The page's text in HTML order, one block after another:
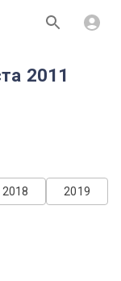
2011
2019
2018